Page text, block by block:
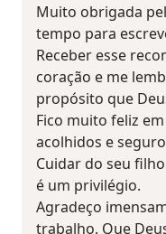
Muito obrigada
tempo para
Receber esse
coração e me
propósito que
Fico muito feliz
acolhidos e
Cuidar do seu
é um privilégio.
Agradeço
trabalho. Que